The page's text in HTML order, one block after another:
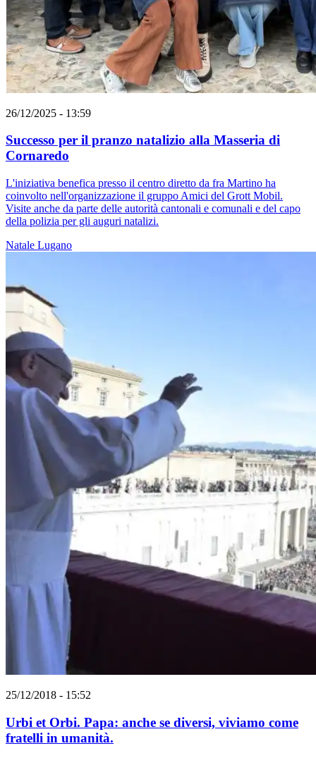
26/12/2025 - 13:59
Successo per il pranzo natalizio alla Masseria di
Cornaredo
L'iniziativa benefica presso il centro diretto da fra Martino ha
coinvolto nell'organizzazione il gruppo Amici del Grott Mobil.
Visite anche da parte delle autorità cantonali e comunali e del capo
della polizia per gli auguri natalizi.
Natale Lugano
25/12/2018 - 15:52
Urbi et Orbi. Papa: anche se diversi, viviamo come
fratelli in umanità.